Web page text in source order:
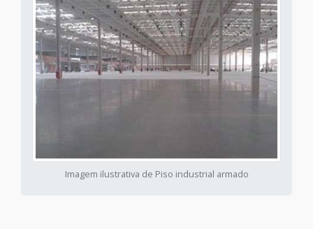
Imagem ilustrativa de Piso industrial armado